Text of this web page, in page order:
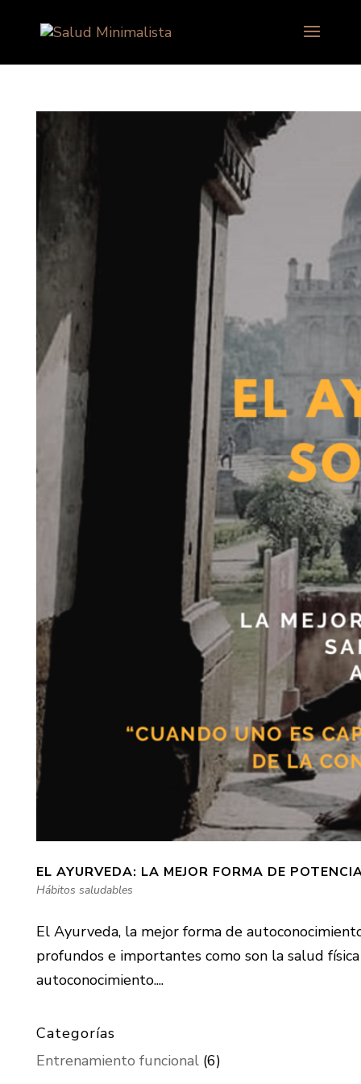
EL AYURVEDA: LA MEJOR FORMA DE
Hábitos saludables
El Ayurveda, la mejor forma de
profundos e importantes como son la salud
autoconocimiento....
Categorías
Entrenamiento funcional(6)